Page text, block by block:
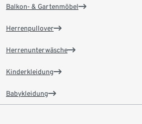
Balkon- & Gartenmöbel
Herrenpullover
Herrenunterwäsche
Kinderkleidung
Babykleidung